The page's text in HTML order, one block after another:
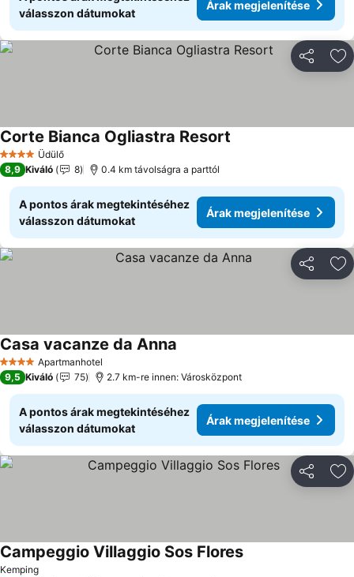
válasszon dátumokat
Árak megjelenítése
4 KategóriaÜdülő
Corte Bianca Ogliastra Resort
8,9 Kiváló 8 0.4 km távolságra a parttól
A pontos árak megtekintéséhez
válasszon dátumokat
Árak megjelenítése
4 KategóriaApartmanhotel
Casa vacanze da Anna
9,5 Kiváló 75 2.7 km-re innen: Városközpont
A pontos árak megtekintéséhez
válasszon dátumokat
Árak megjelenítése
Kemping
Campeggio Villaggio Sos Flores